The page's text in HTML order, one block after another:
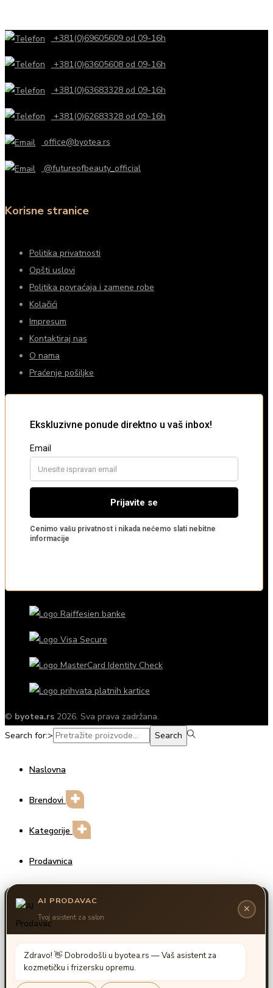
+381(0)69605609 od 09-16h
+381(0)63605608 od 09-16h
+381(0)63683328 od 09-16h
+381(0)62683328 od 09-16h
office@byotea.rs
@futureofbeauty_official
Korisne stranice
Politika privatnosti
Opšti uslovi
Politika povraćaja i zamene robe
Kolačići
Impresum
Kontaktiraj nas
O nama
Praćenje pošiljke
© byotea.rs 2026. Sva prava zadržana.
Search for:>
Search
Naslovna
Brendovi
Kategorije
Prodavnica
Unesite za pretragu
Search for:>
Search